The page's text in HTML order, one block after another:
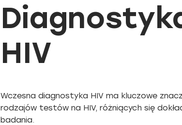
HIV
Wczesna diagnostyka HIV ma kluczowe
rodzajów testów na HIV, różniących się
badania.